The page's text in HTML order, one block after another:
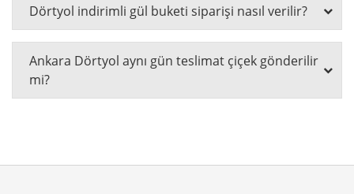
Dörtyol indirimli gül buketi siparişi nasıl verilir?
Ankara Dörtyol aynı gün teslimat çiçek gönderilir
mi?